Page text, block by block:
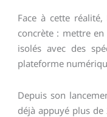
Face à cette
concrète : mettre
isolés avec des
plateforme
Depuis son
déjà appuyé plus